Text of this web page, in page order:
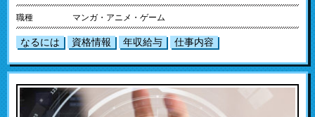
職種 マンガ・アニメ・ゲーム
なるには 資格情報 年収給与 仕事内容